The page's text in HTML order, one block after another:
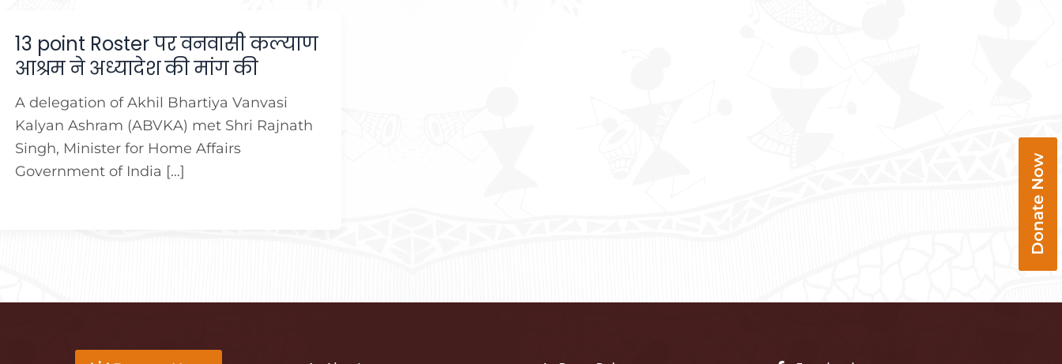
13 point Roster पर वनवासी कल्याण
आश्रम ने अध्यादेश की मांग की
A delegation of Akhil Bhartiya Vanvasi
Kalyan Ashram (ABVKA) met Shri Rajnath
Singh, Minister for Home Affairs
Government of India […]
Donate Now